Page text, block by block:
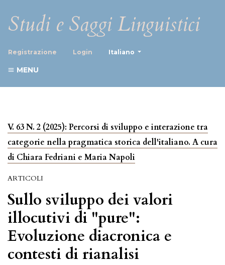
Studi e Saggi Linguistici
Registrazione Login Italiano
MENU
V. 63 N. 2 (2025): Percorsi di sviluppo e interazione tra
categorie nella pragmatica storica dell'italiano. A cura
di Chiara Fedriani e Maria Napoli
ARTICOLI
Sullo sviluppo dei valori
illocutivi di "pure":
Evoluzione diacronica e
contesti di rianalisi